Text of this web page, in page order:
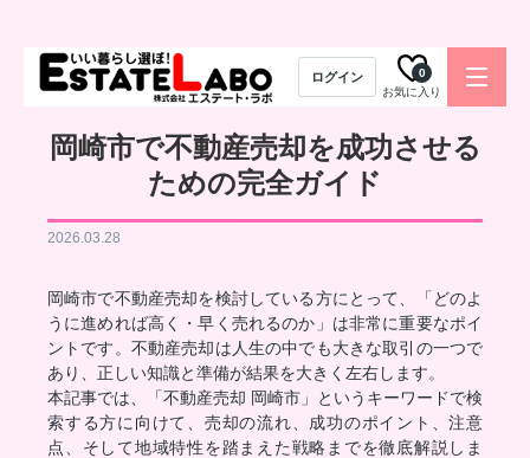
ログイン
お気に入り
0
岡崎市で不動産売却を成功させる
ための完全ガイド
2026.03.28
岡崎市で不動産売却を検討している方にとって、「どのよ
うに進めれば高く・早く売れるのか」は非常に重要なポイ
ントです。不動産売却は人生の中でも大きな取引の一つで
あり、正しい知識と準備が結果を大きく左右します。
本記事では、「不動産売却 岡崎市」というキーワードで検
索する方に向けて、売却の流れ、成功のポイント、注意
点、そして地域特性を踏まえた戦略までを徹底解説しま